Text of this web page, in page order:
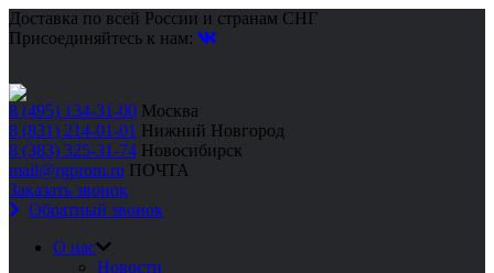
Доставка по всей России и странам СНГ
Присоединяйтесь к нам:
8 (495) 134-31-00 Москва
8 (831) 214-01-01 Нижний Новгород
8 (383) 325-31-74 Новосибирск
mail@rgprom.ru ПОЧТА
Заказать звонок
Обратный звонок
О нас
Новости